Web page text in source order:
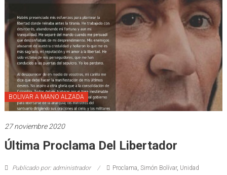
BOLIVAR A MANO ALZADA
27 noviembre 2020
Última Proclama Del Libertador
Publicado por: administrador Proclama Simón Bolívar, Unidad